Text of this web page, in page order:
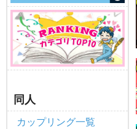
同人
カップリング一覧